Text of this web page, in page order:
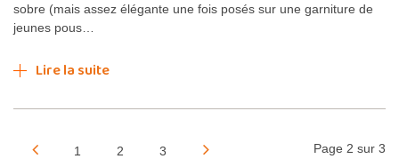
sobre (mais assez élégante une fois posés sur une garniture de
jeunes pous…
Lire la suite
Page 2 sur 3
1 2 3